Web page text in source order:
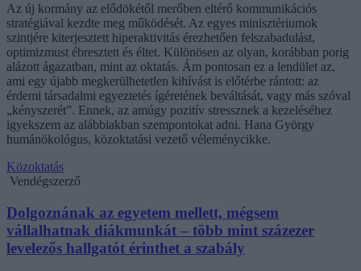
Az új kormány az elődökétől merőben eltérő kommunikációs
stratégiával kezdte meg működését. Az egyes minisztériumok
szintjére kiterjesztett hiperaktivitás érezhetően felszabadulást,
optimizmust ébresztett és éltet. Különösen az olyan, korábban porig
alázott ágazatban, mint az oktatás. Ám pontosan ez a lendület az,
ami egy újabb megkerülhetetlen kihívást is előtérbe rántott: az
érdemi társadalmi egyeztetés ígéretének beváltását, vagy más szóval
„kényszerét”. Ennek, az amúgy pozitív stressznek a kezeléséhez
igyekszem az alábbiakban szempontokat adni. Hana György
humánökológus, közoktatási vezető véleménycikke.
Közoktatás
Vendégszerző
Dolgoznának az egyetem mellett, mégsem
vállalhatnak diákmunkát – több mint százezer
levelezős hallgatót érinthet a szabály